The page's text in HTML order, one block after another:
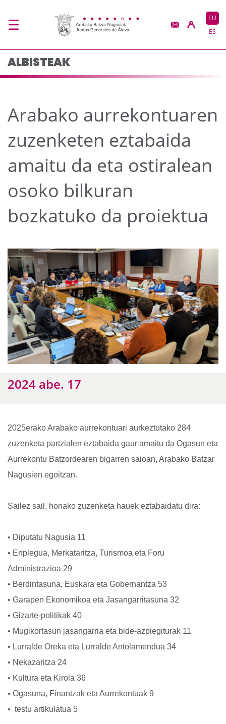
Arabako
EU
ES
ALBISTEAK
Arabako aurrekontuaren
zuzenketen eztabaida
amaitu da eta ostiralean
osoko bilkuran
bozkatuko da proiektua
2024 abe. 17
2025erako Arabako aurrekontuari aurkeztutako 284
zuzenketa partzialen eztabaida gaur amaitu da Ogasun eta
Aurrekontu Batzordearen bigarren saioan, Arabako Batzar
Nagusien egoitzan.
Sailez sail, honako zuzenketa hauek eztabaidatu dira:
• Diputatu Nagusia 11
• Enplegua, Merkataritza, Turismoa eta Foru
Administrazioa 29
• Berdintasuna, Euskara eta Gobernantza 53
• Garapen Ekonomikoa eta Jasangarritasuna 32
• Gizarte-politikak 40
• Mugikortasun jasangarria eta bide-azpiegiturak 11
• Lurralde Oreka eta Lurralde Antolamendua 34
• Nekazaritza 24
• Kultura eta Kirola 36
• Ogasuna, Finantzak eta Aurrekontuak 9
• testu artikulatua 5